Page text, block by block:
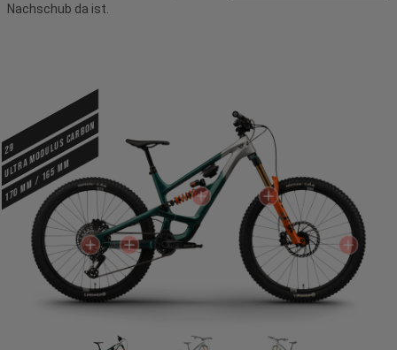
Nachschub da ist.
29
Ultra Modulus Carbon
170 mm / 165 mm